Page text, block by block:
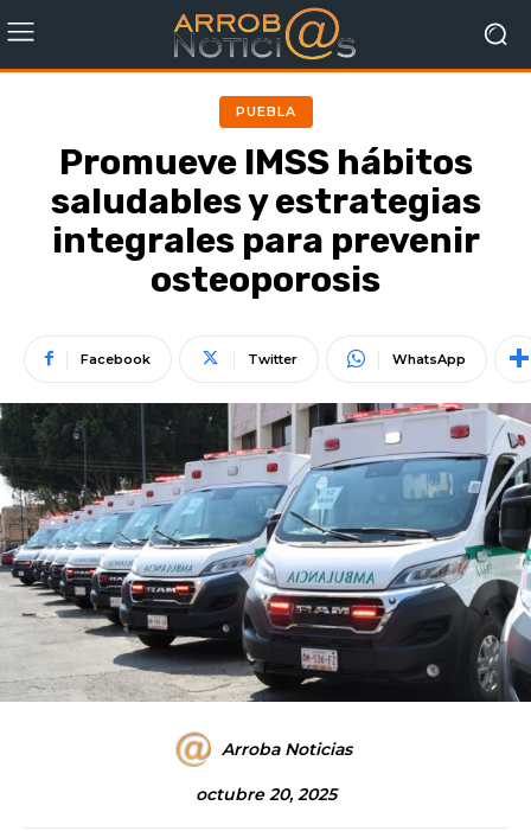
PUEBLA
Promueve IMSS hábitos
saludables y estrategias
integrales para prevenir
osteoporosis
Facebook Twitter WhatsApp
Arroba Noticias
octubre 20, 2025